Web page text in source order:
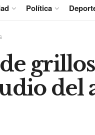
Política
del